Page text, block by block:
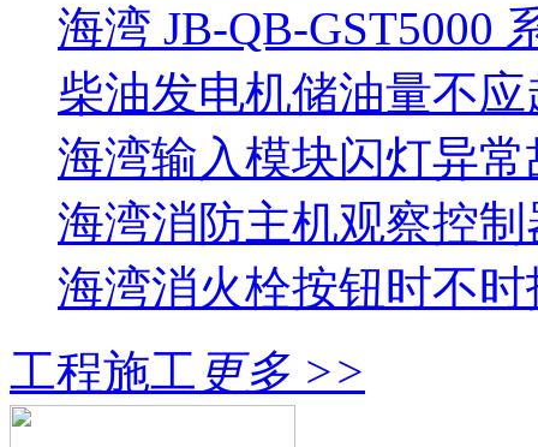
海湾 JB-QB-GST5000
柴油发电机储油量不应
海湾输入模块闪灯异
海湾消防主机观察控制
海湾消火栓按钮时不
工程施工 更多 >>